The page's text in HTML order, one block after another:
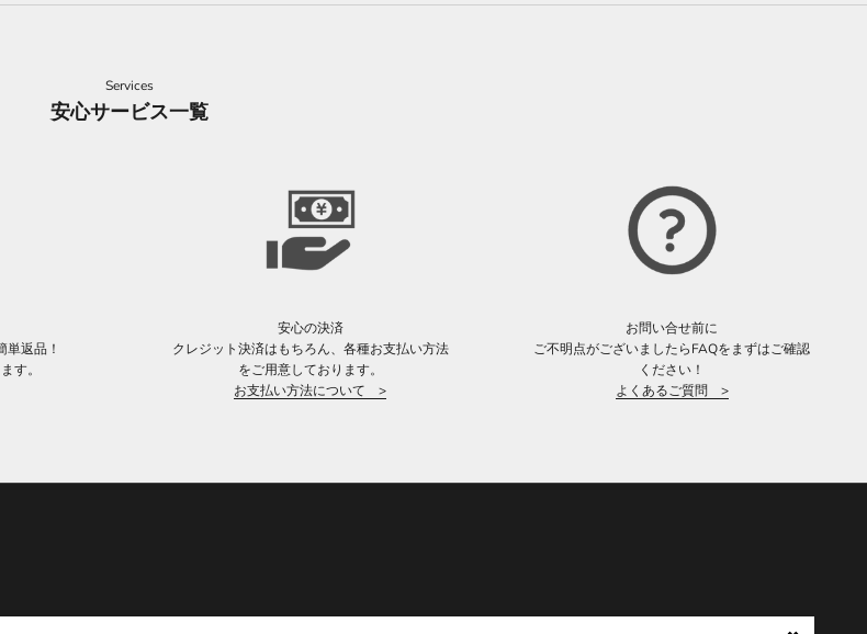
Services
安心サービス一覧
単返品！
す。
安心の決済
クレジット決済はもちろん、各種お支払い方法
をご用意しております。
お支払い方法について >
お問い合せ前に
ご不明点がございましたらFAQをまずはご確認
ください！
よくあるご質問 >